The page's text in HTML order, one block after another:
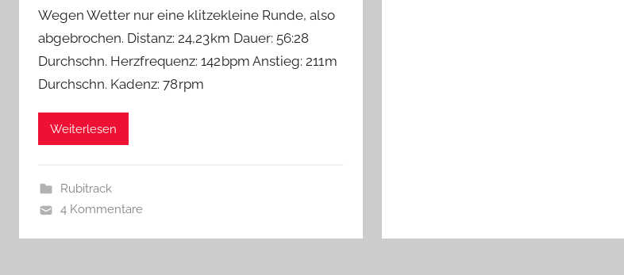
Wegen Wetter nur eine klitzekleine Runde, also
abgebrochen. Distanz: 24,23 km Dauer: 56:28
Durchschn. Herzfrequenz: 142 bpm Anstieg: 211 m
Durchschn. Kadenz: 78 rpm
Weiterlesen
Rubitrack
4 Kommentare